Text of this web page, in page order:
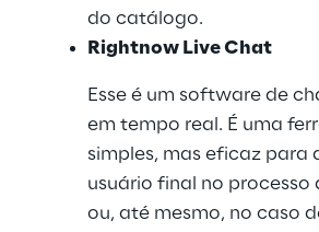
do catálogo.
Rightnow Live Chat
Esse é um software de
em tempo real. É uma
simples, mas eficaz para
usuário final no processo
ou, até mesmo, no caso